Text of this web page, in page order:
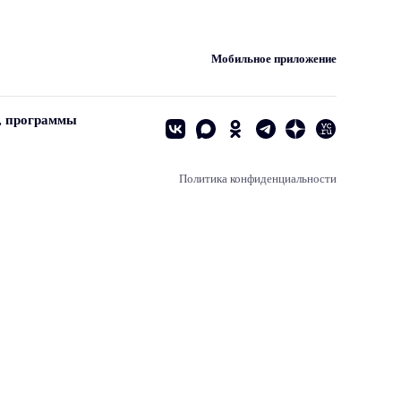
Мобильное приложение
программы
Политика конфиденциальности